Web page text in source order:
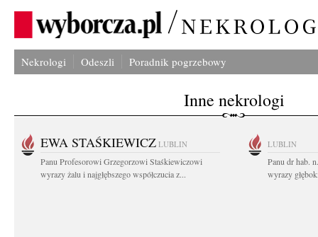
Nekrologi Odeszli Poradnik pogrzebowy
Inne nekrologi
EWA STAŚKIEWICZ LUBLIN
Panu Profesorowi Grzegorzowi Staśkiewiczowi
wyrazy żalu i najgłębszego współczucia z...
LUBLIN
Panu dr hab.
wyrazy